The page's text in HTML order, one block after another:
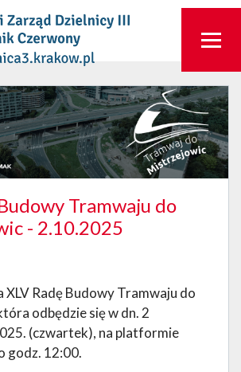
Tramwaju do
- 2.10.2025
XLV Radę Budowy Tramwaju do
odbędzie się w dn. 2
(czwartek), na platformie
godz. 12:00.